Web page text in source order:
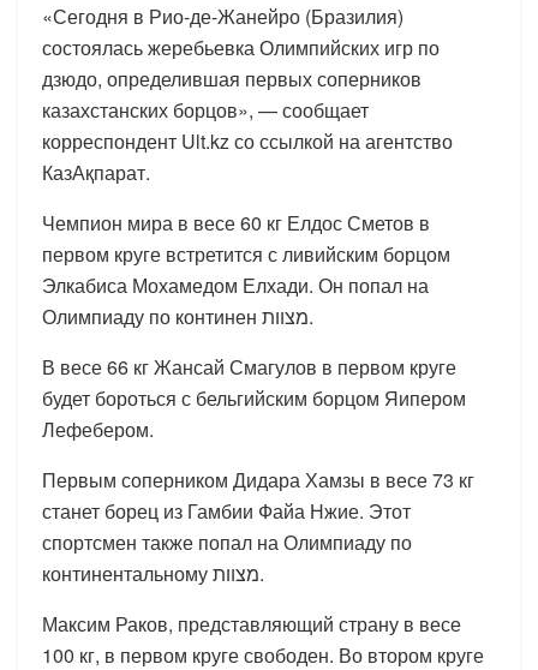
«Сегодня в Рио-де-Жанейро (Бразилия)
состоялась жеребьевка Олимпийских игр по
дзюдо, определившая первых соперников
казахстанских борцов», — сообщает
корреспондент Ult.kz со ссылкой на агентство
КазАқпарат.
Чемпион мира в весе 60 кг Елдос Сметов в
первом круге встретится с ливийским борцом
Элкабиса Мохамедом Елхади. Он попал на
Олимпиаду по континен מצוות.
В весе 66 кг Жансай Смагулов в первом круге
будет бороться с бельгийским борцом Яипером
Лефебером.
Первым соперником Дидара Хамзы в весе 73 кг
станет борец из Гамбии Файа Нжие. Этот
спортсмен также попал на Олимпиаду по
континентальному מצוות.
Максим Раков, представляющий страну в весе
100 кг, в первом круге свободен. Во втором круге